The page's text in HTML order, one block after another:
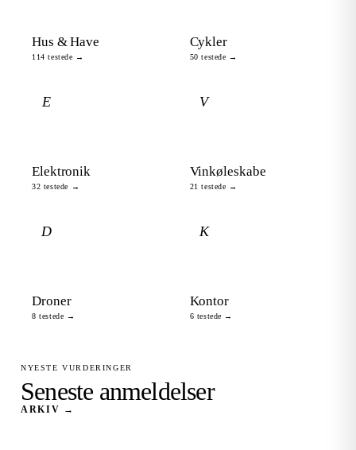
Hus & Have
114 testede →
Cykler
50 testede →
E
Elektronik
32 testede →
V
Vinkøleskabe
21 testede →
D
Droner
8 testede →
K
Kontor
6 testede →
NYESTE VURDERINGER
Seneste anmeldelser
ARKIV →